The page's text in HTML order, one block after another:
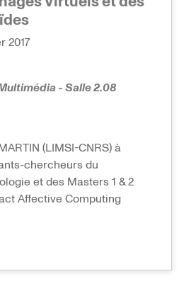
2017
- Salle 2.08
(LIMSI-CNRS) à
chercheurs du
et des Masters 1 & 2
Affective Computing